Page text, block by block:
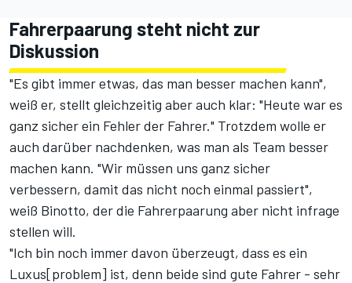
Fahrerpaarung steht nicht zur
Diskussion
"Es gibt immer etwas, das man besser machen kann",
weiß er, stellt gleichzeitig aber auch klar: "Heute war es
ganz sicher ein Fehler der Fahrer." Trotzdem wolle er
auch darüber nachdenken, was man als Team besser
machen kann. "Wir müssen uns ganz sicher
verbessern, damit das nicht noch einmal passiert",
weiß Binotto, der die Fahrerpaarung aber nicht infrage
stellen will.
"Ich bin noch immer davon überzeugt, dass es ein
Luxus[problem] ist, denn beide sind gute Fahrer - sehr